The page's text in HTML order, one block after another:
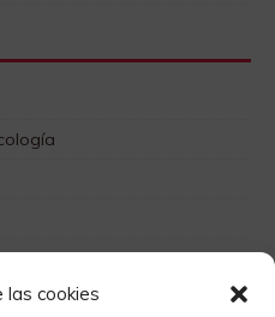
las cookies